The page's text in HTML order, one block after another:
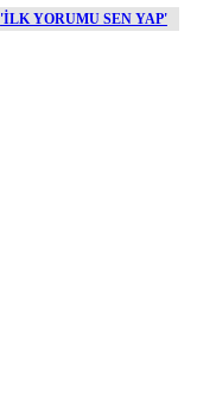
'İLK YORUMU SEN YAP'